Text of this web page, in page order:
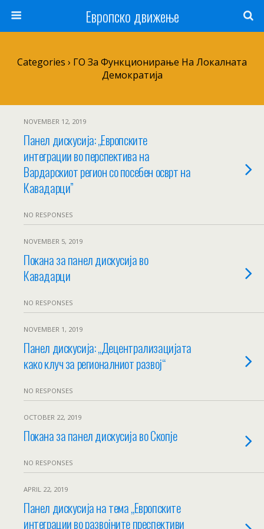
Европско движење
Categories › ГО За Функционирање На Локалната
Демократија
NOVEMBER 12, 2019
Панел дискусија: ,,Европските
интеграции во перспектива на
Вардарскиот регион со посебен осврт на
Кавадарци”
NO RESPONSES
NOVEMBER 5, 2019
Покана за панел дискусија во
Кавадарци
NO RESPONSES
NOVEMBER 1, 2019
Панел дискусија: „Децентрализацијата
како клуч за регионалниот развој“
NO RESPONSES
OCTOBER 22, 2019
Покана за панел дискусија во Скопје
NO RESPONSES
APRIL 22, 2019
Панел дискусија на тема „Европските
интеграции во развојните преспективи